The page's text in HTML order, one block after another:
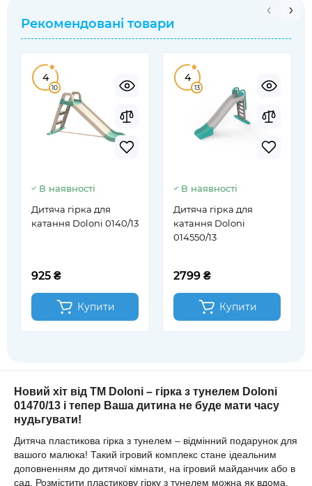
Рекомендовані товари
4
10
В наявності
Дитяча гірка для
катання Doloni 0140/13
925 ₴
Купити
4
13
В наявності
Дитяча гірка для
катання Doloni
014550/13
2799 ₴
Купити
Новий хіт від ТМ Doloni – гірка з тунелем Doloni
01470/13 і тепер Ваша дитина не буде мати часу
нудьгувати!
Дитяча пластикова гірка з тунелем – відмінний подарунок для
вашого малюка! Такий ігровий комплекс стане ідеальним
доповненням до дитячої кімнати, на ігровий майданчик або в
сад. Розмістити пластикову гірку з тунелем можна як вдома,